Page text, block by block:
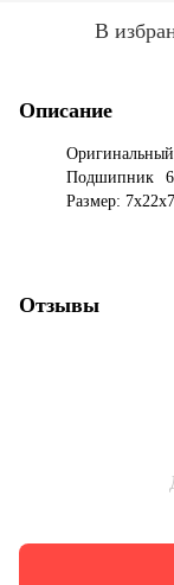
В
Описание
Подшипник
Размер:
Отзывы